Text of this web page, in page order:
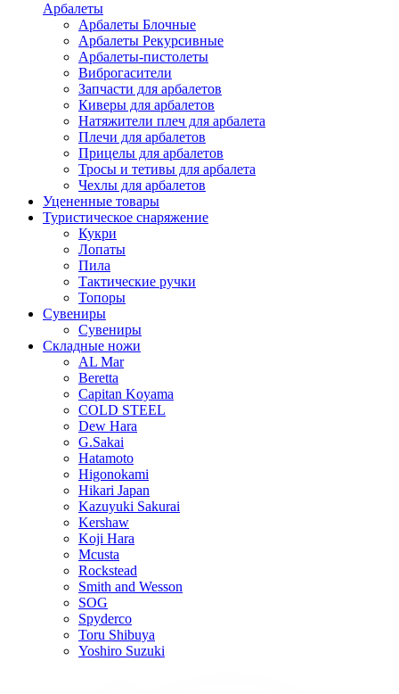
Арбалеты
Арбалеты Блочные
Арбалеты Рекурсивные
Арбалеты-пистолеты
Виброгасители
Запчасти для арбалетов
Киверы для арбалетов
Натяжители плеч для арбалета
Плечи для арбалетов
Прицелы для арбалетов
Тросы и тетивы для арбалета
Чехлы для арбалетов
Уцененные товары
Туристическое снаряжение
Кукри
Лопаты
Пила
Тактические ручки
Топоры
Сувениры
Сувениры
Складные ножи
AL Mar
Beretta
Capitan Koyama
COLD STEEL
Dew Hara
G.Sakai
Hatamoto
Higonokami
Hikari Japan
Kazuyuki Sakurai
Kershaw
Koji Hara
Mcusta
Rockstead
Smith and Wesson
SOG
Spyderco
Toru Shibuya
Yoshiro Suzuki